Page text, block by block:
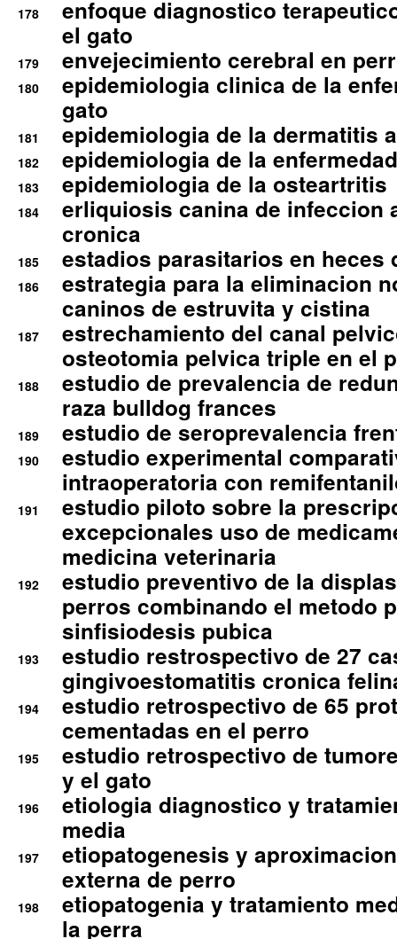
178
enfoque diagnostico
el gato
179 envejecimiento cerebral en
180
epidemiologia clinica de la
gato
181 epidemiologia de la dermatitis
182 epidemiologia de la
183 epidemiologia de la osteartritis
184
erliquiosis canina de infeccion
cronica
185 estadios parasitarios en heces
186
estrategia para la eliminacion
caninos de estruvita y cistina
187
estrechamiento del canal
osteotomia pelvica triple en el
188
estudio de prevalencia de
raza bulldog frances
189 estudio de seroprevalencia
190
estudio experimental
intraoperatoria con
191
estudio piloto sobre la
excepcionales uso de
medicina veterinaria
192
estudio preventivo de la
perros combinando el metodo
sinfisiodesis pubica
193
estudio restrospectivo de 27
gingivoestomatitis cronica
194
estudio retrospectivo de 65
cementadas en el perro
195
estudio retrospectivo de
y el gato
196
etiologia diagnostico y
media
197
etiopatogenesis y
externa de perro
198
etiopatogenia y tratamiento
la perra